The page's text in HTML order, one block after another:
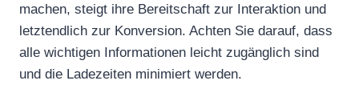
machen, steigt ihre Bereitschaft zur Interaktion und
letztendlich zur Konversion. Achten Sie darauf, dass
alle wichtigen Informationen leicht zugänglich sind
und die Ladezeiten minimiert werden.